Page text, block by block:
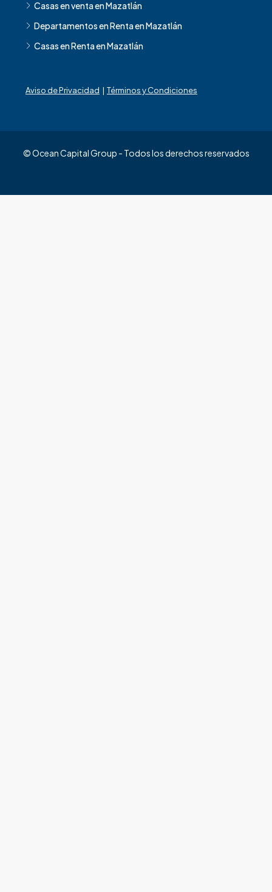
Casas en venta en Mazatlán
Departamentos en Renta en Mazatlán
Casas en Renta en Mazatlán
Aviso de Privacidad | Términos y Condiciones
© Ocean Capital Group - Todos los derechos reservados